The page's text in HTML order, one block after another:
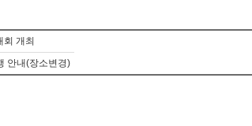
개최
안내(장소변경)